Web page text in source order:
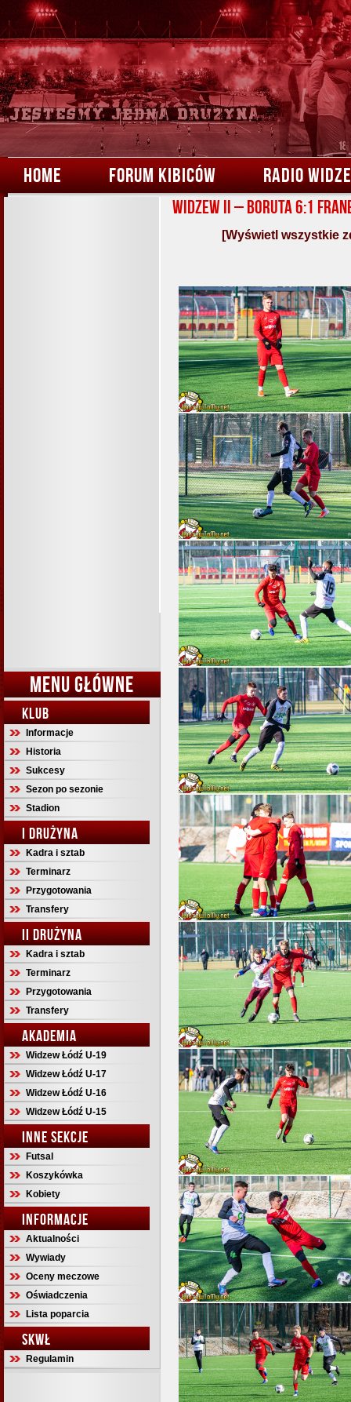
HOME FORUM KIBICÓW RADIO
MENU GŁÓWNE
KLUB
Informacje
Historia
Sukcesy
Sezon po sezonie
Stadion
I DRUŻYNA
Kadra i sztab
Terminarz
Przygotowania
Transfery
II DRUŻYNA
Kadra i sztab
Terminarz
Przygotowania
Transfery
AKADEMIA
Widzew Łódź U-19
Widzew Łódź U-17
Widzew Łódź U-16
Widzew Łódź U-15
INNE SEKCJE
Futsal
Koszykówka
Kobiety
INFORMACJE
Aktualności
Wywiady
Oceny meczowe
Oświadczenia
Lista poparcia
SKWŁ
Regulamin
Widzew II – Boruta 6:1
[Wyświetl wszystkie